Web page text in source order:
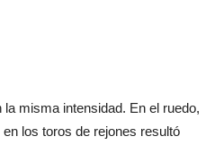
misma intensidad. En el ruedo,
los toros de rejones resultó